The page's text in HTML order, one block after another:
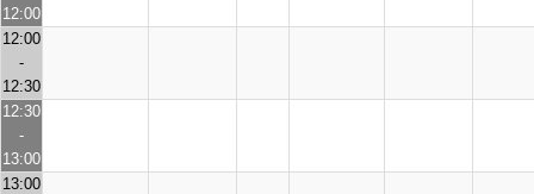
12:00
12:00
-
12:30
12:30
-
13:00
13:00